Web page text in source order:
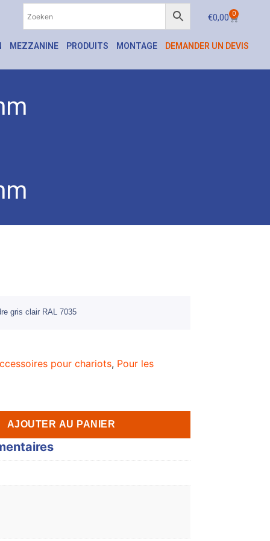
€0,00 0
MEZZANINE PRODUITS MONTAGE DEMANDER UN DEVIS
gris clair RAL 7035
pour chariots, Pour les
AJOUTER AU PANIER